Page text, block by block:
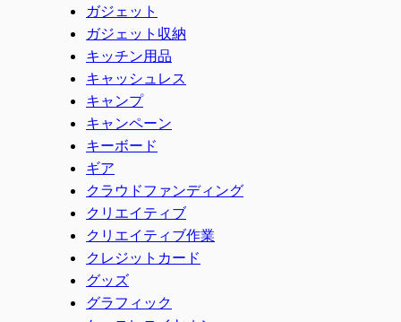
ガジェット
ガジェット収納
キッチン用品
キャッシュレス
キャンプ
キャンペーン
キーボード
ギア
クラウドファンディング
クリエイティブ
クリエイティブ作業
クレジットカード
グッズ
グラフィック